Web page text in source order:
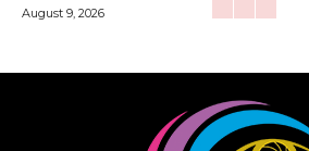
August 9, 2026